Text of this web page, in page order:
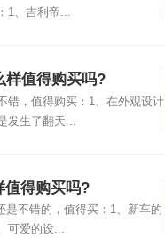
1、吉利帝...
样值得购买吗?
错，值得购买：1、在外观设计
发生了翻天...
值得购买吗?
是不错的，值得买：1、新车的
可爱的设...